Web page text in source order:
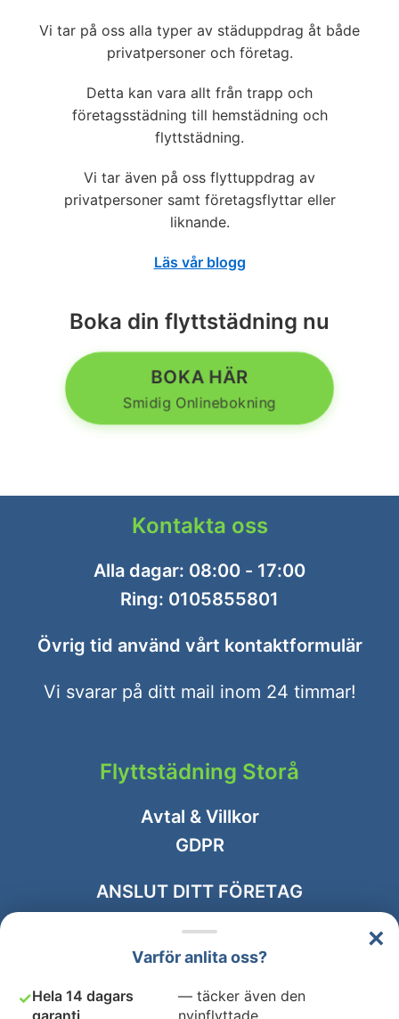
Vi tar på oss alla typer av städuppdrag åt både
privatpersoner och företag.
Detta kan vara allt från trapp och
företagsstädning till hemstädning och
flyttstädning.
Vi tar även på oss flyttuppdrag av
privatpersoner samt företagsflyttar eller
liknande.
Läs vår blogg
Boka din flyttstädning nu
BOKA HÄR
Smidig Onlinebokning
Kontakta oss
Alla dagar: 08:00 - 17:00
Ring: 0105855801
Övrig tid använd vårt kontaktformulär
Vi svarar på ditt mail inom 24 timmar!
Flyttstädning Storå
Avtal & Villkor
GDPR
ANSLUT DITT FÖRETAG
×
Varför anlita oss?
✓Hela 14 dagars
garanti
— täcker även den
nyinflyttade